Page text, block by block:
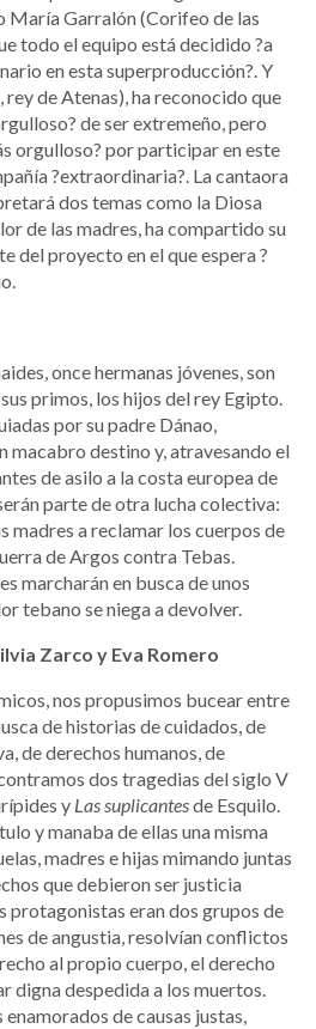
María Garralón (Corifeo de las
todo el equipo está decidido ?a
en esta superproducción?. Y
rey de Atenas), ha reconocido que
de ser extremeño, pero
orgulloso? por participar en este
?extraordinaria?. La cantaora
dos temas como la Diosa
de las madres, ha compartido su
del proyecto en el que espera ?
once hermanas jóvenes, son
primos, los hijos del rey Egipto.
por su padre Dánao,
macabro destino y, atravesando el
de asilo a la costa europea de
parte de otra lucha colectiva:
madres a reclamar los cuerpos de
de Argos contra Tebas.
marcharán en busca de unos
tebano se niega a devolver.
Zarco y Eva Romero
nos propusimos bucear entre
de historias de cuidados, de
de derechos humanos, de
dos tragedias del siglo V
y Las suplicantesde Esquilo.
y manaba de ellas una misma
madres e hijas mimando juntas
que debieron ser justicia
protagonistas eran dos grupos de
de angustia, resolvían conflictos
al propio cuerpo, el derecho
digna despedida a los muertos.
de causas justas,